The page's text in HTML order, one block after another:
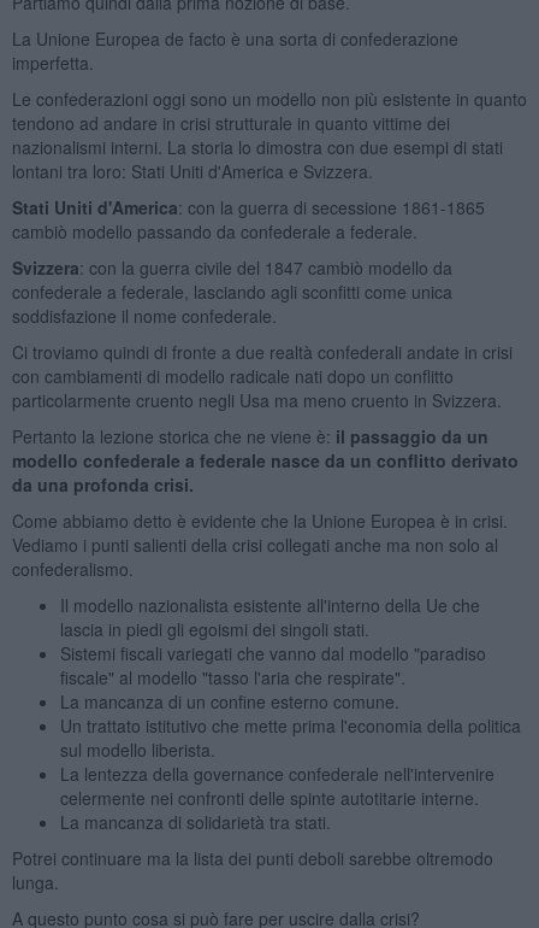
La Unione Europea de facto è una sorta di confederazione
imperfetta.
Le confederazioni oggi sono un modello non più esistente in quanto
tendono ad andare in crisi strutturale in quanto vittime dei
nazionalismi interni. La storia lo dimostra con due esempi di stati
lontani tra loro: Stati Uniti d'America e Svizzera.
Stati Uniti d'America: con la guerra di secessione 1861-1865
cambiò modello passando da confederale a federale.
Svizzera: con la guerra civile del 1847 cambiò modello da
confederale a federale, lasciando agli sconfitti come unica
soddisfazione il nome confederale.
Ci troviamo quindi di fronte a due realtà confederali andate in crisi
con cambiamenti di modello radicale nati dopo un conflitto
particolarmente cruento negli Usa ma meno cruento in Svizzera.
Pertanto la lezione storica che ne viene è: il passaggio da un
modello confederale a federale nasce da un conflitto derivato
da una profonda crisi.
Come abbiamo detto è evidente che la Unione Europea è in crisi.
Vediamo i punti salienti della crisi collegati anche ma non solo al
confederalismo.
Il modello nazionalista esistente all'interno della Ue che
lascia in piedi gli egoismi dei singoli stati.
Sistemi fiscali variegati che vanno dal modello "paradiso
fiscale" al modello "tasso l'aria che respirate".
La mancanza di un confine esterno comune.
Un trattato istitutivo che mette prima l'economia della politica
sul modello liberista.
La lentezza della governance confederale nell'intervenire
celermente nei confronti delle spinte autotitarie interne.
La mancanza di solidarietà tra stati.
Potrei continuare ma la lista dei punti deboli sarebbe oltremodo
lunga.
A questo punto cosa si può fare per uscire dalla crisi?